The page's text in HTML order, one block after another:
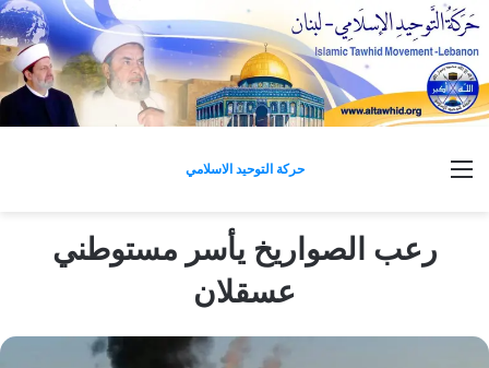
حركة التوحيد الاسلامي القائمة
رعب الصواريخ يأسر مستوطني
عسقلان